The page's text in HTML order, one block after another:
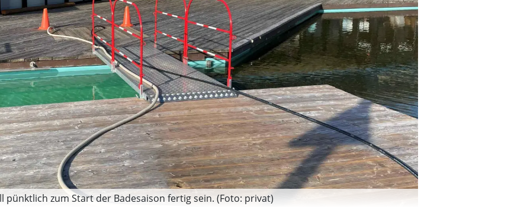
zum Start der Badesaison fertig sein. (Foto: privat)